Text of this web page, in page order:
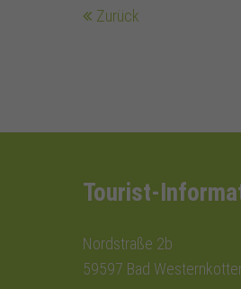
Zurück
Tourist-
Nordstraße 2b
59597 Bad